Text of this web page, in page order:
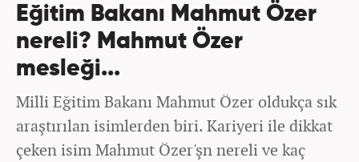
Eğitim Bakanı Mahmut Özer
nereli? Mahmut Özer
mesleği...
Milli Eğitim Bakanı Mahmut Özer oldukça sık
araştırılan isimlerden biri. Kariyeri ile dikkat
çeken isim Mahmut Özer'şn nereli ve kaç